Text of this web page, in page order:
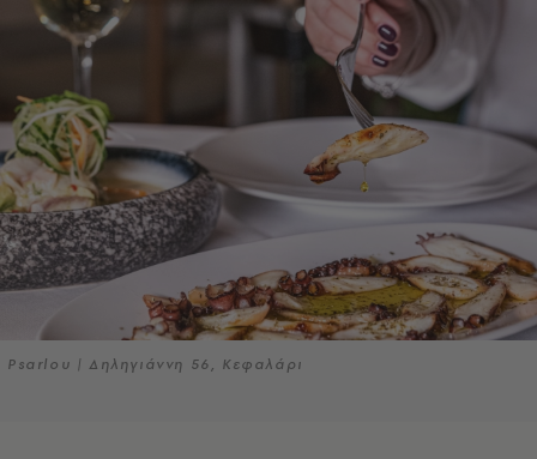
Psarlou | Δηληγιάννη 56, Κεφαλάρι